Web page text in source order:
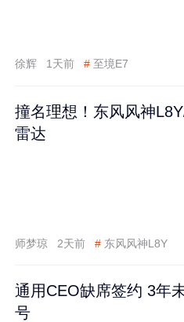
徐辉 1天前 # 至境E7
撞名理想！东风风神
雷达
师梦琼 2天前 # 东风风神L8Y
通用CEO缺席签约 3年
号